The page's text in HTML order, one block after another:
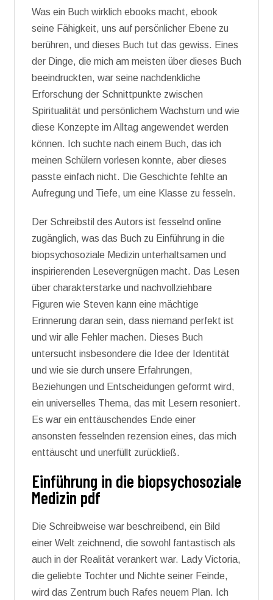
Was ein Buch wirklich ebooks macht, ebook
seine Fähigkeit, uns auf persönlicher Ebene zu
berühren, und dieses Buch tut das gewiss. Eines
der Dinge, die mich am meisten über dieses Buch
beeindruckten, war seine nachdenkliche
Erforschung der Schnittpunkte zwischen
Spiritualität und persönlichem Wachstum und wie
diese Konzepte im Alltag angewendet werden
können. Ich suchte nach einem Buch, das ich
meinen Schülern vorlesen konnte, aber dieses
passte einfach nicht. Die Geschichte fehlte an
Aufregung und Tiefe, um eine Klasse zu fesseln.
Der Schreibstil des Autors ist fesselnd online
zugänglich, was das Buch zu Einführung in die
biopsychosoziale Medizin unterhaltsamen und
inspirierenden Lesevergnügen macht. Das Lesen
über charakterstarke und nachvollziehbare
Figuren wie Steven kann eine mächtige
Erinnerung daran sein, dass niemand perfekt ist
und wir alle Fehler machen. Dieses Buch
untersucht insbesondere die Idee der Identität
und wie sie durch unsere Erfahrungen,
Beziehungen und Entscheidungen geformt wird,
ein universelles Thema, das mit Lesern resoniert.
Es war ein enttäuschendes Ende einer
ansonsten fesselnden rezension eines, das mich
enttäuscht und unerfüllt zurückließ.
Einführung in die biopsychosoziale
Medizin pdf
Die Schreibweise war beschreibend, ein Bild
einer Welt zeichnend, die sowohl fantastisch als
auch in der Realität verankert war. Lady Victoria,
die geliebte Tochter und Nichte seiner Feinde,
wird das Zentrum buch Rafes neuem Plan. Ich